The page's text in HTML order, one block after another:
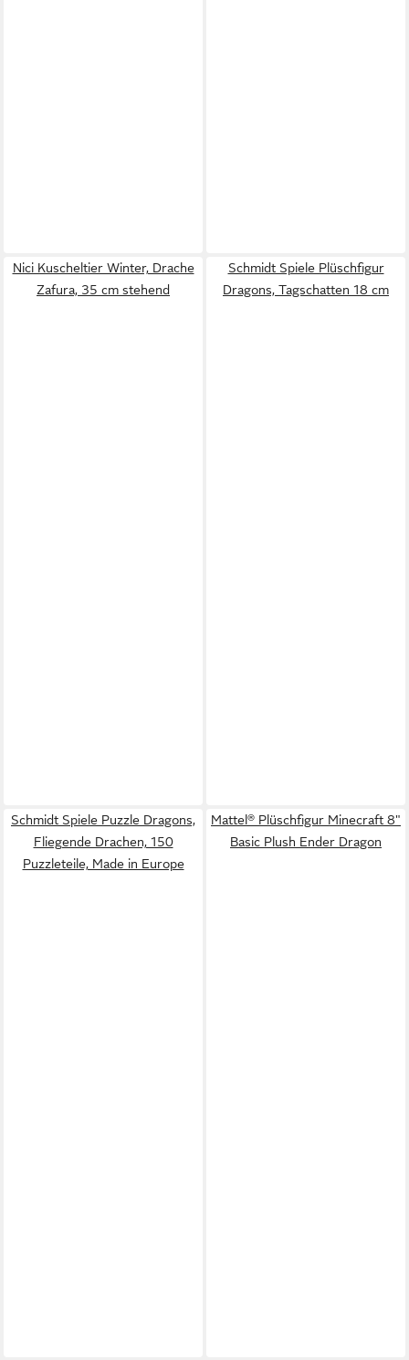
Nici Kuscheltier Winter, Drache
Zafura, 35 cm stehend
Schmidt Spiele Plüschfigur
Dragons, Tagschatten 18 cm
Schmidt Spiele Puzzle Dragons,
Fliegende Drachen, 150
Puzzleteile, Made in Europe
Mattel® Plüschfigur Minecraft 8"
Basic Plush Ender Dragon